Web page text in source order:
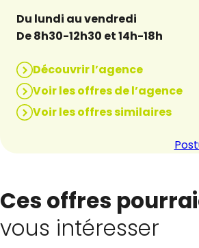
Du lundi au vendredi
De 8h30-12h30 et 14h-18h
Découvrir l’agence
Voir les offres de l’agence
Voir les offres similaires
Ces offres
vous intéresser